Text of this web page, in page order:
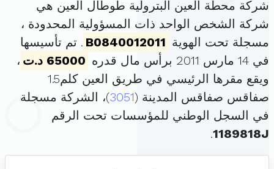
شركة محطة العين البترولية طوطال العين هي
شركة الشخص الواحد ذات المسؤولية المحدودة ،
مسجلة تحت الهوية B0840012011 . تم تأسيسها
في 14 مارس 2011 برأس مال قدره
65000 د.ت
،
ويقع مقرها الرئيسي في طريق العين كلم1.5
صفاقس صفاقس المدينة (3051)، الشركة مسجلة
في السجل الوطني للمؤسسات تحت الرقم
1189818J
.